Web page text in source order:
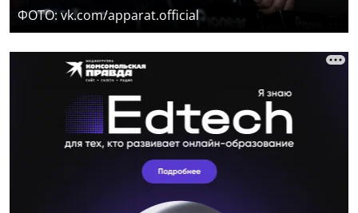
ФОТО: vk.com/apparat.official